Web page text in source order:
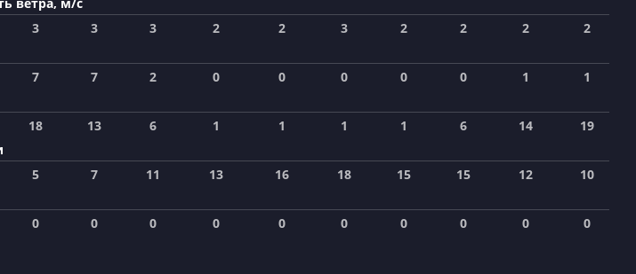
3 3 3 2 2 3 2 2 2
2
7 7 2 0 0 0 0 0 1
1
18 13 6 1 1 1 1 6 14
19
5 7 11 13 16 18 15 15 12
10
0 0 0 0 0 0 0 0 0 0